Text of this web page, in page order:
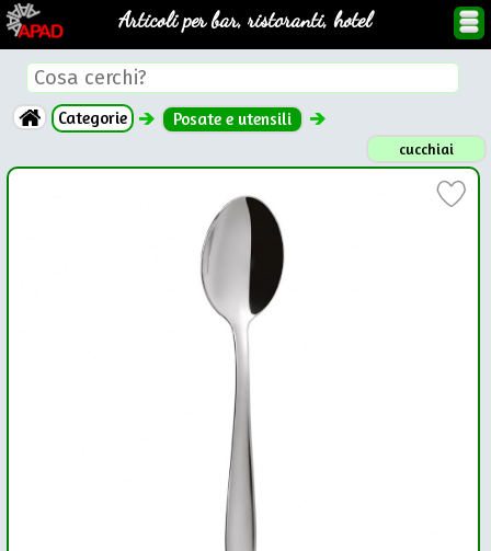
Articoli per bar, ristoranti, hotel
Categorie Posate e utensili
cucchiai